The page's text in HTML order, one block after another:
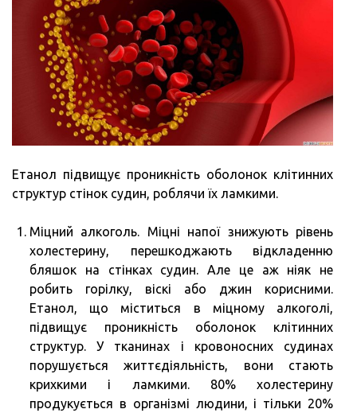
Етанол підвищує проникність оболонок клітинних
структур стінок судин, роблячи їх ламкими.
Міцний алкоголь. Міцні напої знижують рівень
холестерину, перешкоджають відкладенню
бляшок на стінках судин. Але це аж ніяк не
робить горілку, віскі або джин корисними.
Етанол, що міститься в міцному алкоголі,
підвищує проникність оболонок клітинних
структур. У тканинах і кровоносних судинах
порушується життєдіяльність, вони стають
крихкими і ламкими. 80% холестерину
продукується в організмі людини, і тільки 20%